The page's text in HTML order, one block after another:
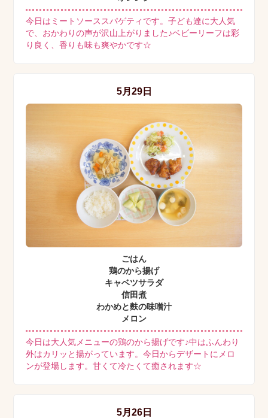
今日はミートソーススパゲティです。子ども達に大人気
で、おかわりの声が沢山上がりました♪ベビーリーフは彩
り良く、香りも味も爽やかです☆
5月29日
ごはん
鶏のから揚げ
キャベツサラダ
信田煮
わかめと麩の味噌汁
メロン
今日は大人気メニューの鶏のから揚げです♪中はふんわり
外はカリッと揚がっています。今日からデザートにメロ
ンが登場します。甘くて冷たくて癒されます☆
5月26日